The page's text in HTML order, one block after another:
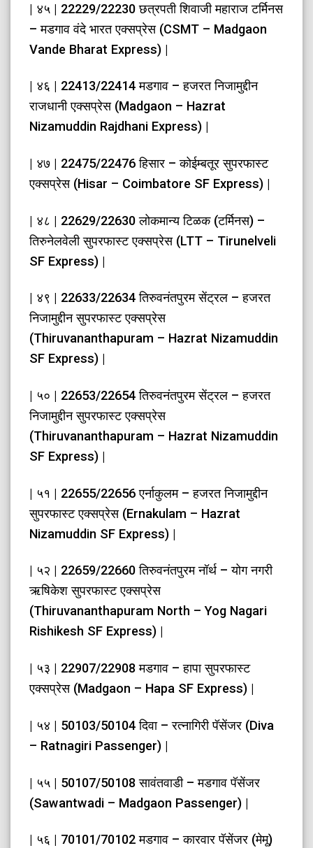
| ४५ | 22229/22230 छत्रपती शिवाजी महाराज टर्मिनस
– मडगाव वंदे भारत एक्सप्रेस (CSMT – Madgaon
Vande Bharat Express) |
| ४६ | 22413/22414 मडगाव – हजरत निजामुद्दीन
राजधानी एक्सप्रेस (Madgaon – Hazrat
Nizamuddin Rajdhani Express) |
| ४७ | 22475/22476 हिसार – कोईम्बतूर सुपरफास्ट
एक्सप्रेस (Hisar – Coimbatore SF Express) |
| ४८ | 22629/22630 लोकमान्य टिळक (टर्मिनस) –
तिरुनेलवेली सुपरफास्ट एक्सप्रेस (LTT – Tirunelveli
SF Express) |
| ४९ | 22633/22634 तिरुवनंतपुरम सेंट्रल – हजरत
निजामुद्दीन सुपरफास्ट एक्सप्रेस
(Thiruvananthapuram – Hazrat Nizamuddin
SF Express) |
| ५० | 22653/22654 तिरुवनंतपुरम सेंट्रल – हजरत
निजामुद्दीन सुपरफास्ट एक्सप्रेस
(Thiruvananthapuram – Hazrat Nizamuddin
SF Express) |
| ५१ | 22655/22656 एर्नाकुलम – हजरत निजामुद्दीन
सुपरफास्ट एक्सप्रेस (Ernakulam – Hazrat
Nizamuddin SF Express) |
| ५२ | 22659/22660 तिरुवनंतपुरम नॉर्थ – योग नगरी
ऋषिकेश सुपरफास्ट एक्सप्रेस
(Thiruvananthapuram North – Yog Nagari
Rishikesh SF Express) |
| ५३ | 22907/22908 मडगाव – हापा सुपरफास्ट
एक्सप्रेस (Madgaon – Hapa SF Express) |
| ५४ | 50103/50104 दिवा – रत्नागिरी पॅसेंजर (Diva
– Ratnagiri Passenger) |
| ५५ | 50107/50108 सावंतवाडी – मडगाव पॅसेंजर
(Sawantwadi – Madgaon Passenger) |
| ५६ | 70101/70102 मडगाव – कारवार पॅसेंजर (मेमू)